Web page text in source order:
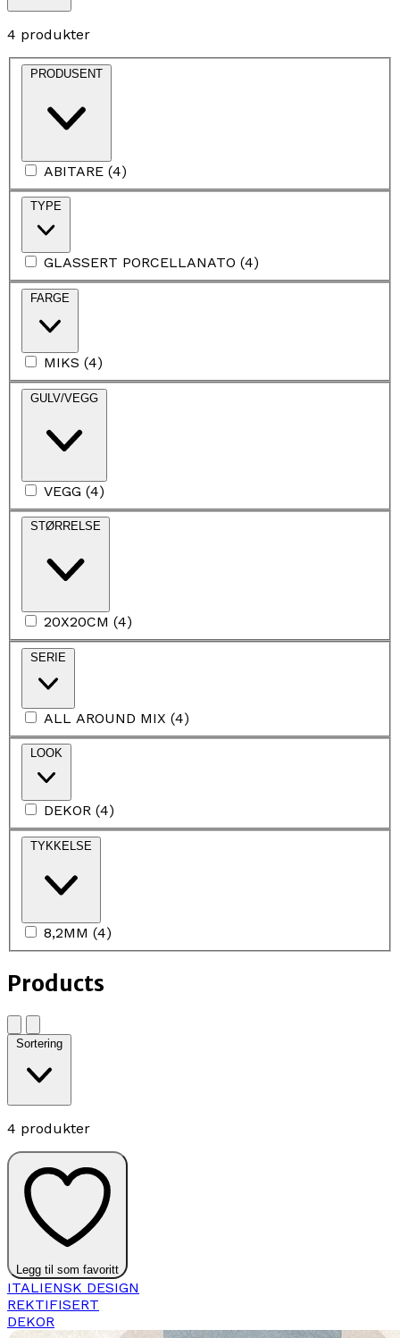
4 produkter
PRODUSENT
ABITARE (4)
TYPE
GLASSERT PORCELLANATO (4)
FARGE
MIKS (4)
GULV/VEGG
VEGG (4)
STØRRELSE
20X20CM (4)
SERIE
ALL AROUND MIX (4)
LOOK
DEKOR (4)
TYKKELSE
8,2MM (4)
Products
Sortering
4 produkter
Legg til som favoritt
ITALIENSK DESIGN
REKTIFISERT
DEKOR